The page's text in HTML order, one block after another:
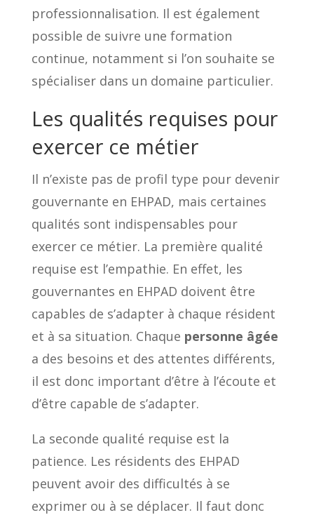
professionnalisation. Il est également
possible de suivre une formation
continue, notamment si l’on souhaite se
spécialiser dans un domaine particulier.
Les qualités requises pour
exercer ce métier
Il n’existe pas de profil type pour devenir
gouvernante en EHPAD, mais certaines
qualités sont indispensables pour
exercer ce métier. La première qualité
requise est l’empathie. En effet, les
gouvernantes en EHPAD doivent être
capables de s’adapter à chaque résident
et à sa situation. Chaque personne âgée
a des besoins et des attentes différents,
il est donc important d’être à l’écoute et
d’être capable de s’adapter.
La seconde qualité requise est la
patience. Les résidents des EHPAD
peuvent avoir des difficultés à se
exprimer ou à se déplacer. Il faut donc